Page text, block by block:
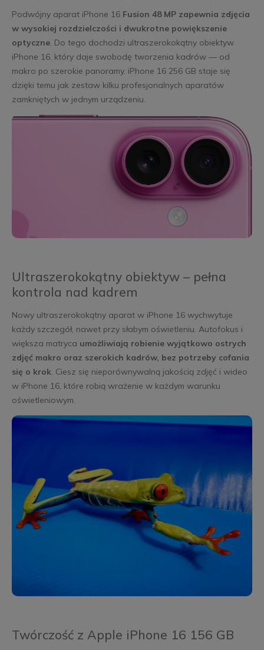
Podwójny aparat iPhone 16 Fusion 48 MP zapewnia zdjęcia
w wysokiej rozdzielczości i dwukrotne powiększenie
optyczne. Do tego dochodzi ultraszerokokątny obiektyw
iPhone 16, który daje swobodę tworzenia kadrów — od
makro po szerokie panoramy. iPhone 16 256 GB staje się
dzięki temu jak zestaw kilku profesjonalnych aparatów
zamkniętych w jednym urządzeniu.
Ultraszerokokątny obiektyw – pełna
kontrola nad kadrem
Nowy ultraszerokokątny aparat w iPhone 16 wychwytuje
każdy szczegół, nawet przy słabym oświetleniu. Autofokus i
większa matryca umożliwiają robienie wyjątkowo ostrych
zdjęć makro oraz szerokich kadrów, bez potrzeby cofania
się o krok. Ciesz się nieporównywalną jakością zdjęć i wideo
w iPhone 16, które robią wrażenie w każdym warunku
oświetleniowym.
Twórczość z Apple iPhone 16 156 GB